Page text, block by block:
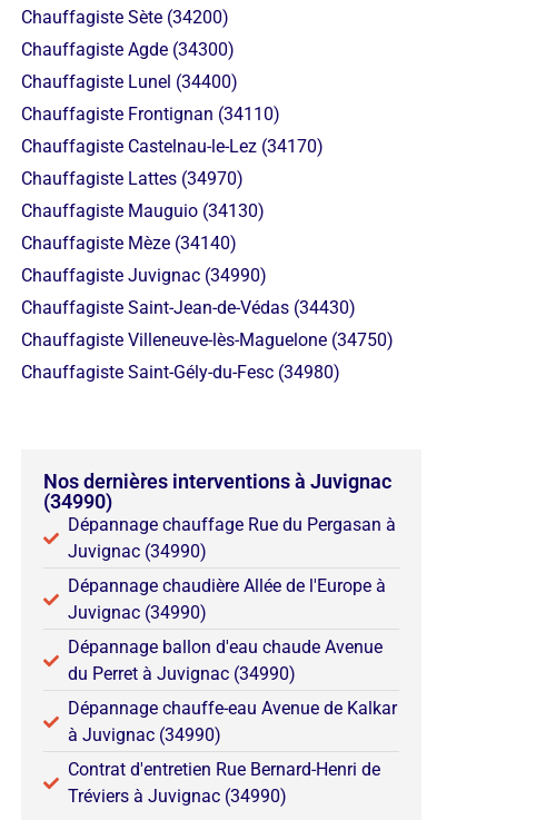
Chauffagiste Sète (34200)
Chauffagiste Agde (34300)
Chauffagiste Lunel (34400)
Chauffagiste Frontignan (34110)
Chauffagiste Castelnau-le-Lez (34170)
Chauffagiste Lattes (34970)
Chauffagiste Mauguio (34130)
Chauffagiste Mèze (34140)
Chauffagiste Juvignac (34990)
Chauffagiste Saint-Jean-de-Védas (34430)
Chauffagiste Villeneuve-lès-Maguelone (34750)
Chauffagiste Saint-Gély-du-Fesc (34980)
Nos dernières interventions à Juvignac
(34990)
Dépannage chauffage Rue du Pergasan à
Juvignac (34990)
Dépannage chaudière Allée de l'Europe à
Juvignac (34990)
Dépannage ballon d'eau chaude Avenue
du Perret à Juvignac (34990)
Dépannage chauffe-eau Avenue de Kalkar
à Juvignac (34990)
Contrat d'entretien Rue Bernard-Henri de
Tréviers à Juvignac (34990)